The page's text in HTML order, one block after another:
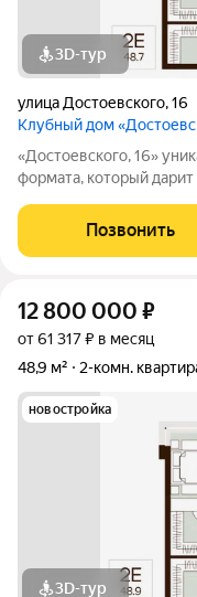
3D-тур
улица Достоевского,16
Клубный дом
«Достоевского, 16» уникальный приватный проект клубного
формата, который
сохраняя приватность.
одновременно в
Позвонить
12 800 000 ₽
от 61 317 ₽ в месяц
48,9 м²
2-комн.
новостройка
3D-тур